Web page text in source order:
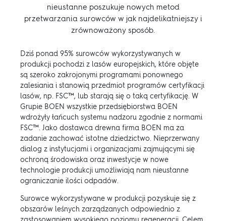
nieustanne poszukuje nowych metod
przetwarzania surowców w jak najdelikatniejszy i
zrównoważony sposób.
Dziś ponad 95% surowców wykorzystywanych w
produkcji pochodzi z lasów europejskich, które objęte
są szeroko zakrojonymi programami ponownego
zalesiania i stanowią przedmiot programów certyfikacji
lasów, np. FSC™, lub starają się o taką certyfikację. W
Grupie BOEN wszystkie przedsiębiorstwa BOEN
wdrożyły łańcuch systemu nadzoru zgodnie z normami
FSC™. Jako dostawca drewna firma BOEN ma za
zadanie zachować istotne dziedzictwo. Nieprzerwany
dialog z instytucjami i organizacjami zajmującymi się
ochroną środowiska oraz inwestycje w nowe
technologie produkcji umożliwiają nam nieustanne
ograniczanie ilości odpadów.
Surowce wykorzystywane w produkcji pozyskuje się z
obszarów leśnych zarządzanych odpowiednio z